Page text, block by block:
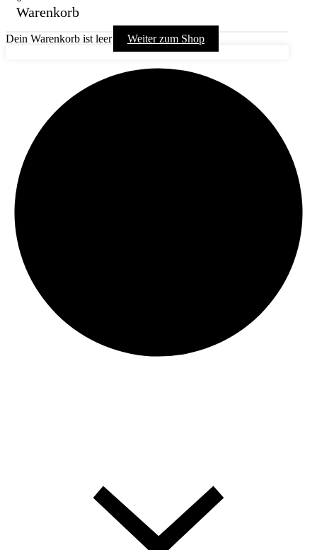
Warenkorb
Dein Warenkorb ist leer Weiter zum Shop